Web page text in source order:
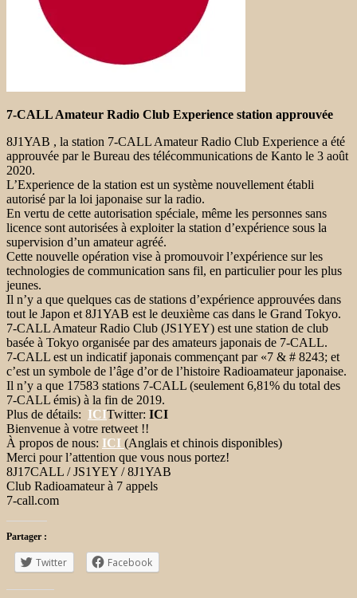
7-CALL Amateur Radio Club Experience station approuvée
8J1YAB , la station 7-CALL Amateur Radio Club Experience a été
approuvée par le Bureau des télécommunications de Kanto le 3 août
2020.
L’Experience de la station est un système nouvellement établi
autorisé par la loi japonaise sur la radio.
En vertu de cette autorisation spéciale, même les personnes sans
licence sont autorisées à exploiter la station d’expérience sous la
supervision d’un amateur agréé.
Cette nouvelle opération vise à promouvoir l’expérience sur les
technologies de communication sans fil, en particulier pour les plus
jeunes.
Il n’y a que quelques cas de stations d’expérience approuvées dans
tout le Japon et 8J1YAB est le deuxième cas dans le Grand Tokyo.
7-CALL Amateur Radio Club (JS1YEY) est une station de club
basée à Tokyo organisée par des amateurs japonais de 7-CALL.
7-CALL est un indicatif japonais commençant par «7 & # 8243; et
c’est un symbole de l’âge d’or de l’histoire Radioamateur japonaise.
Il n’y a que 17583 stations 7-CALL (seulement 6,81% du total des
7-CALL émis) à la fin de 2019.
Plus de détails: ICITwitter: ICI
Bienvenue à votre retweet !!
À propos de nous: ICI (Anglais et chinois disponibles)
Merci pour l’attention que vous nous portez!
8J17CALL / JS1YEY / 8J1YAB
Club Radioamateur à 7 appels
7-call.com
Partager :
Twitter Facebook